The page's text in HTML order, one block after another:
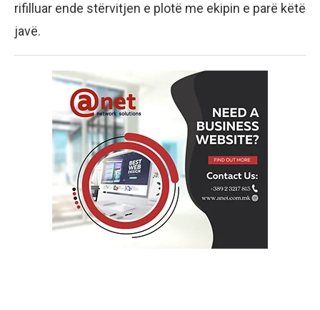
rifilluar ende stërvitjen e plotë me ekipin e parë këtë
javë.